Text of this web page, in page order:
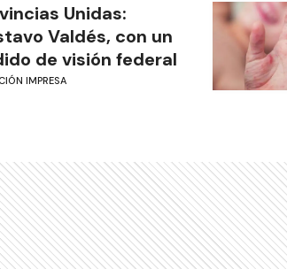
Unidas:
Valdés, con un
de visión federal
IMPRESA